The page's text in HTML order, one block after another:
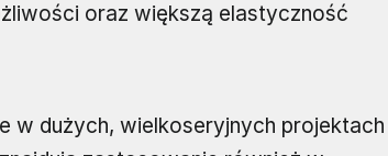
oraz większą elastyczność
w dużych, wielkoseryjnych projektach